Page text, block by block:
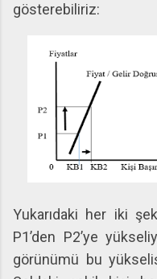
gösterebiliriz:
Yukarıdaki her iki
P1’den P2’ye
görünümü bu